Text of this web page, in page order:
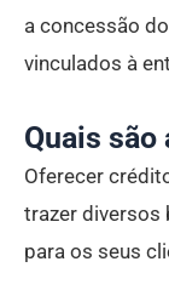
a concessão
vinculados à
Quais são
Oferecer
trazer diversos
para os seus